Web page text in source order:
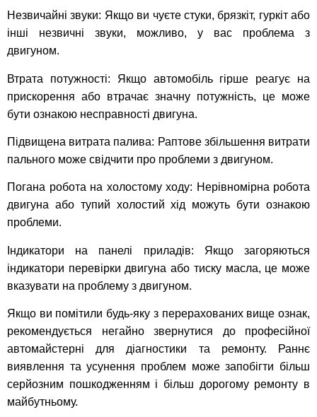
Незвичайні звуки: Якщо ви чуєте стуки, брязкіт, гуркіт або
інші незвичні звуки, можливо, у вас проблема з
двигуном.
Втрата потужності: Якщо автомобіль гірше реагує на
прискорення або втрачає значну потужність, це може
бути ознакою несправності двигуна.
Підвищена витрата палива: Раптове збільшення витрати
пального може свідчити про проблеми з двигуном.
Погана робота на холостому ходу: Нерівномірна робота
двигуна або тупий холостий хід можуть бути ознакою
проблеми.
Індикатори на панелі приладів: Якщо загоряються
індикатори перевірки двигуна або тиску масла, це може
вказувати на проблему з двигуном.
Якщо ви помітили будь-яку з перерахованих вище ознак,
рекомендується негайно звернутися до професійної
автомайстерні для діагностики та ремонту. Раннє
виявлення та усунення проблем може запобігти більш
серйозним пошкодженням і більш дорогому ремонту в
майбутньому.